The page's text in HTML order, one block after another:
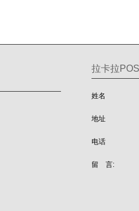
拉卡拉
姓名
地址
电话
留 言: